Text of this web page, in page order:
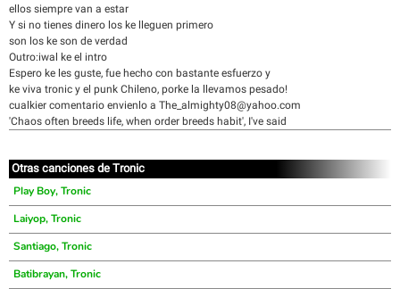
ellos siempre van a estar
Y si no tienes dinero los ke lleguen primero
son los ke son de verdad
Outro:iwal ke el intro
Espero ke les guste, fue hecho con bastante esfuerzo y
ke viva tronic y el punk Chileno, porke la llevamos pesado!
cualkier comentario envienlo a The_almighty08@yahoo.com
'Chaos often breeds life, when order breeds habit', I've said
Otras canciones de Tronic
Play Boy, Tronic
Laiyop, Tronic
Santiago, Tronic
Batibrayan, Tronic